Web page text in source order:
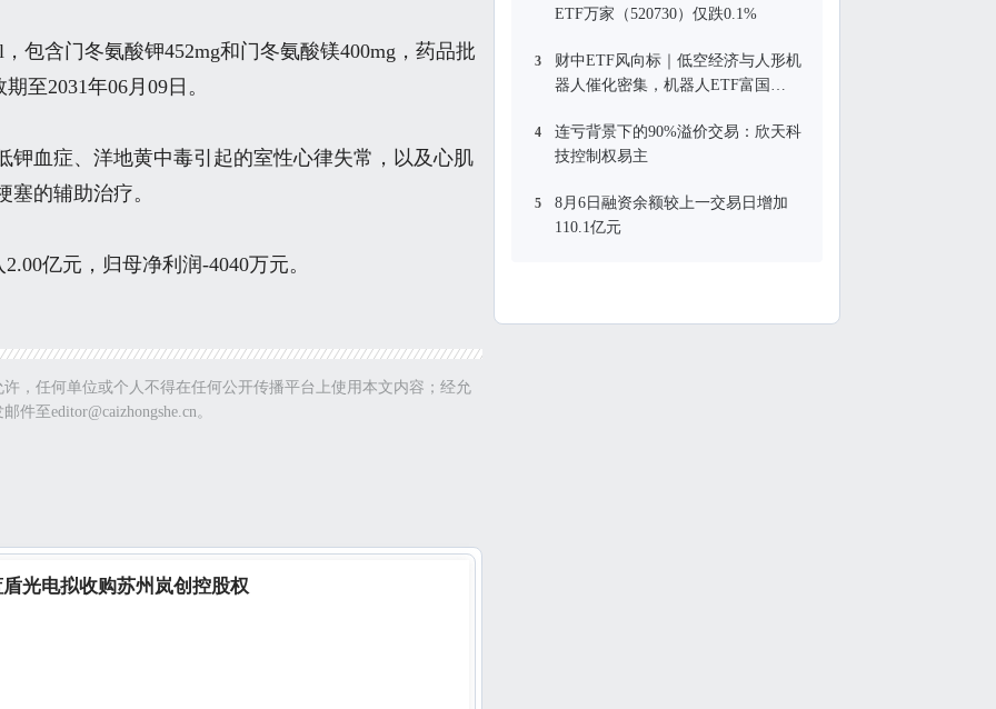
ETF万家（520730）仅跌0.1%
3
财中ETF风向标｜低空经济与人形机
器人催化密集，机器人ETF富国
4
连亏背景下的90%溢价交易：欣天科
技控制权易主
5
8月6日融资余额较上一交易日增加
110.1亿元
包含门冬氨酸钾452mg和门冬氨酸镁400mg，药品批
至2031年06月09日。
钾血症、洋地黄中毒引起的室性心律失常，以及心肌
的辅助治疗。
亿元，归母净利润-4040万元。
，任何单位或个人不得在任何公开传播平台上使用本文内容；经允
至editor@caizhongshe.cn。
光电拟收购苏州岚创控股权